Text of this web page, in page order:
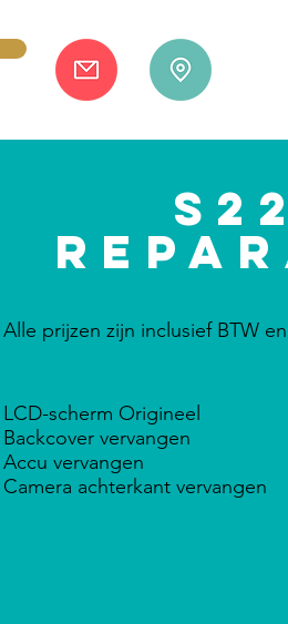
Alle prijzen zijn inclusief BTW
LCD-scherm Origineel
Backcover vervangen
Accu vervangen
Camera achterkant vervangen